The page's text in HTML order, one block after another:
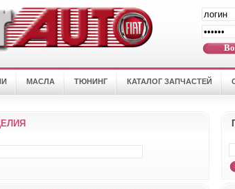
МАСЛА ТЮНИНГ КАТАЛОГ ЗАПЧАСТЕЙ